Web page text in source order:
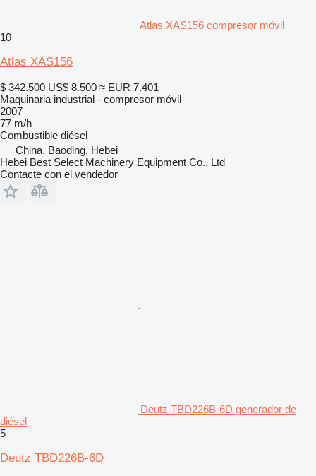
Atlas XAS156 compresor móvil
10
Atlas XAS156
$ 342.500 US$ 8.500 ≈ EUR 7.401
Maquinaria industrial - compresor móvil
2007
77 m/h
Combustible diésel
China, Baoding, Hebei
Hebei Best Select Machinery Equipment Co., Ltd
Contacte con el vendedor
Deutz TBD226B-6D generador de
diésel
5
Deutz TBD226B-6D